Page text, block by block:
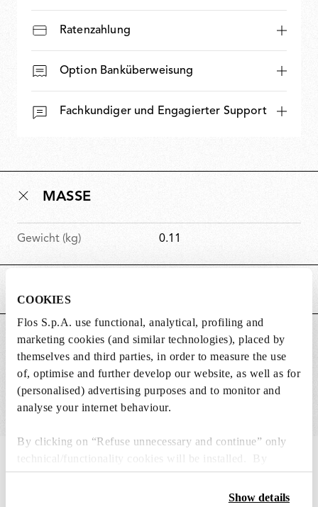
COOKIES
Flos S.p.A. use functional, analytical, profiling and
marketing cookies (and similar technologies), placed by
themselves and third parties, in order to measure the use
of, optimise and further develop our website, as well as for
(personalised) advertising purposes and to monitor and
analyse your internet behaviour.
By clicking on “Refuse unnecessary and continue” only
technical/functionality cookies will be installed. By
clicking on “Accept all” you consent to the use of all the
cookies. By clicking on “Change settings” you can accept
Show details
Ratenzahlung
Option Banküberweisung
Fachkundiger und Engagierter Support
MASSE
Gewicht (kg) 0.11
GEEIGNET FÜR
IN THE SPOTLIGHT